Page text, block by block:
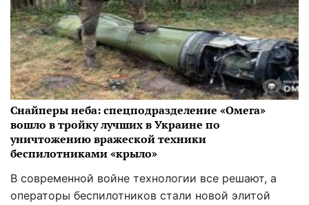
Снайперы неба: спецподразделение «Омега»
вошло в тройку лучших в Украине по
уничтожению вражеской техники
беспилотниками «крыло»
В современной войне технологии все решают, а
операторы беспилотников стали новой элитой